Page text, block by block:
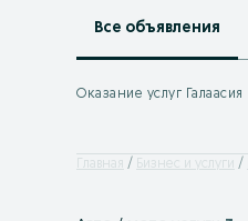
Все объявления
Оказание услуг Галаасия
Главная Бизнес и услуги